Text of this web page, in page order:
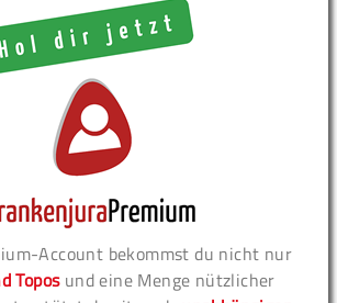
Account bekommst du nicht nur
Toposund eine Menge nützlicher